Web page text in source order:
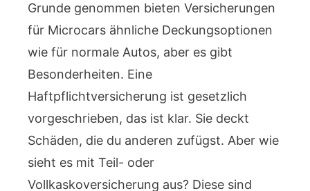
Grunde genommen bieten Versicherungen
für Microcars ähnliche Deckungsoptionen
wie für normale Autos, aber es gibt
Besonderheiten. Eine
Haftpflichtversicherung ist gesetzlich
vorgeschrieben, das ist klar. Sie deckt
Schäden, die du anderen zufügst. Aber wie
sieht es mit Teil- oder
Vollkaskoversicherung aus? Diese sind